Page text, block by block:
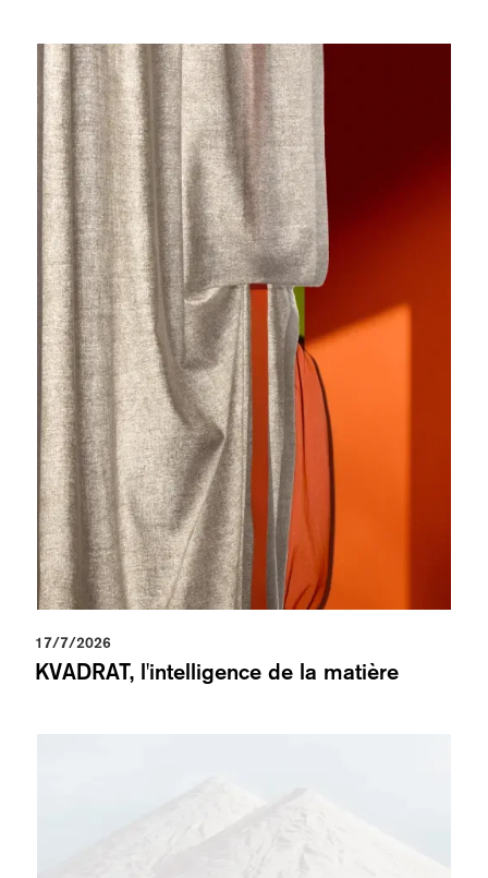
17/7/2026
KVADRAT, l'intelligence de la matière